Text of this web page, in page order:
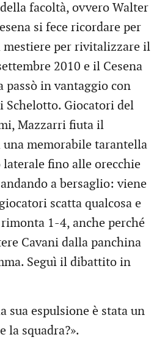
facoltà, ovvero Walter
si fece ricordare per
mestiere per rivitalizzare il
2010 e il Cesena
passò in vantaggio con
Schelotto. Giocatori del
Mazzarri fiuta il
memorabile tarantella
fino alle orecchie
a bersaglio: viene
scatta qualcosa e
1-4, anche perché
Cavani dalla panchina
Seguì il dibattito in
sua espulsione è stata un
la squadra?».